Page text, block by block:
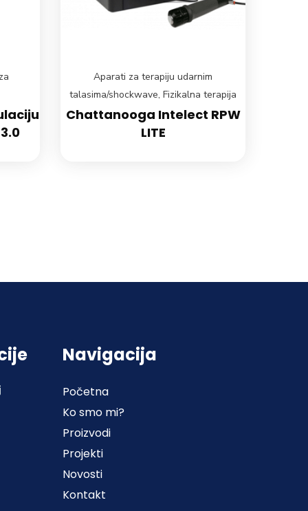
Aparati za terapiju udarnim
talasima/shockwave, Fizikalna terapija
Chattanooga Intelect RPW
LITE
Navigacija
Početna
Ko smo mi?
Proizvodi
Projekti
Novosti
Kontakt